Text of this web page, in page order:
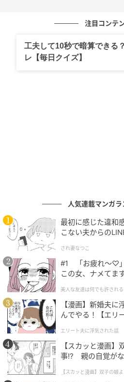
したり、カールアイロンを使
を作ったりするだけでOKです
【2】スリークボブ
Getty Images
スリークなストレートボブとい
ズ（左）のシグネチャースタ
は、「このような切りっぱな
ツは、髪をストレートアイロン
シャープなラインを描くように
バイスする。
「パドルブラシなどを使ってブ
ュームを抑え、エレガントでメ
完成します」と、ワイルド。仕
ムを馴染ませれば、ジェシカ
ようにツヤのある輝きを手に
注目コンテ
工夫して10秒で暗算できる
レ【毎日クイズ】
人気連載マンガ
最初に感じた違和
こない夫からの
され妻なつこ
#1 「お疲れ〜♡」
この女、ナメてま
美人な友達は何でも許される
【漫画】新婚夫
んでやる！【エリ
エリート夫に浮気された話
【スカッと漫画】
事!? 親の自覚がな
【スカッと漫画】双子の娘
懲らしめた話